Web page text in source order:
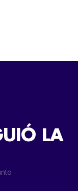
LA